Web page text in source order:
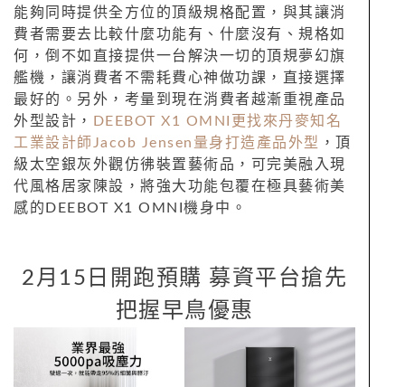
能夠同時提供全方位的頂級規格配置，與其讓消
費者需要去比較什麼功能有、什麼沒有、規格如
何，倒不如直接提供一台解決一切的頂規夢幻旗
艦機，讓消費者不需耗費心神做功課，直接選擇
最好的。另外，考量到現在消費者越漸重視產品
外型設計，
DEEBOT X1 OMNI更找來丹麥知名
工業設計師Jacob Jensen量身打造產品外型 ，頂
級太空銀灰外觀仿彿裝置藝術品，可完美融入現
代風格居家陳設，將強大功能包覆在極具藝術美
感的DEEBOT X1 OMNI機身中。
2月15日開跑預購 募資平台搶先
把握早鳥優惠